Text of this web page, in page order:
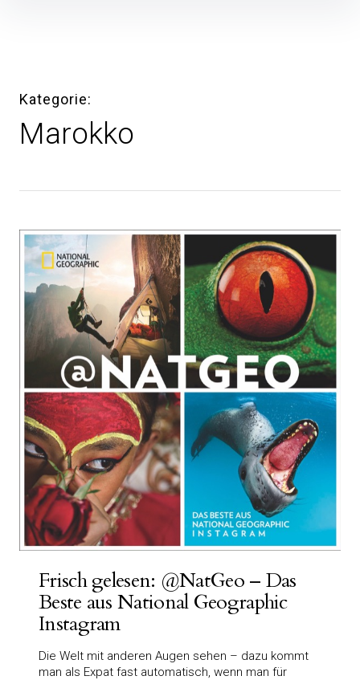
Kategorie
Marokko
Frisch gelesen: @NatGeo – Das
Beste aus National Geographic
Instagram
Die Welt mit anderen Augen sehen – dazu kommt
man als Expat fast automatisch, wenn man für